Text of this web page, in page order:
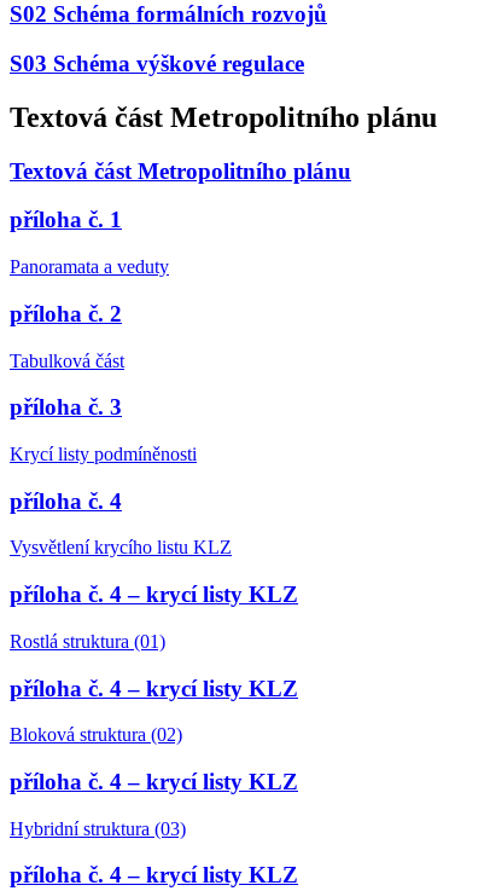
S02 Schéma formálních rozvojů
S03 Schéma výškové regulace
Textová část Metropolitního plánu
Textová část Metropolitního plánu
příloha č. 1
Panoramata a veduty
příloha č. 2
Tabulková část
příloha č. 3
Krycí listy podmíněnosti
příloha č. 4
Vysvětlení krycího listu KLZ
příloha č. 4 – krycí listy KLZ
Rostlá struktura (01)
příloha č. 4 – krycí listy KLZ
Bloková struktura (02)
příloha č. 4 – krycí listy KLZ
Hybridní struktura (03)
příloha č. 4 – krycí listy KLZ